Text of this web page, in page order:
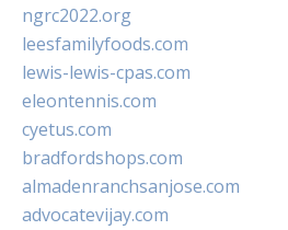
ngrc2022.org
leesfamilyfoods.com
lewis-lewis-cpas.com
eleontennis.com
cyetus.com
bradfordshops.com
almadenranchsanjose.com
advocatevijay.com